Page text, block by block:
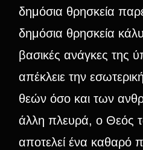
δημόσια θρησκεία
δημόσια θρησκεία
βασικές ανάγκες της
απέκλειε την
θεών όσο και των
άλλη πλευρά, ο Θεός
αποτελεί ένα καθαρό